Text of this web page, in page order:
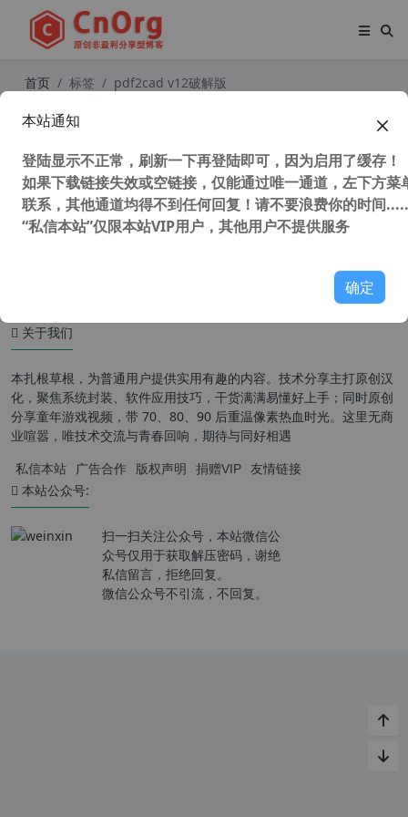
首页 标签 pdf2cad v12破解版
独家汉化 pdf2cad v12 (pdf转dwg/d
关于我们
本扎根草根，为普通用户提供实用有趣的内容。技术分享主打原创汉
化，聚焦系统封装、软件应用技巧，干货满满易懂好上手；同时原创
分享童年游戏视频，带 70、80、90 后重温像素热血时光。这里无商
业喧嚣，唯技术交流与青春回响，期待与同好相遇
私信本站 广告合作 版权声明 捐赠VIP 友情链接
本站公众号:
扫一扫关注公众号，本站微信公
众号仅用于获取解压密码，谢绝
私信留言，拒绝回复。
微信公众号不引流，不回复。
本站通知
登陆显示不正常，刷新一下再登陆即可，因为启用了缓存！
如果下载链接失效或空链接，仅能通过唯一通道，左下方菜
联系，其他通道均得不到任何回复！请不要浪费你的时间
“私信本站”仅限本站VIP用户，其他用户不提供服务
确定